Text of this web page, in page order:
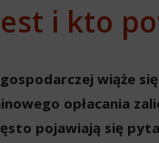
i kto
gospodarczej wiąże
opłacania
pojawiają się